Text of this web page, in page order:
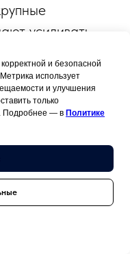
усиливать
для работы с
(например,
«японские»
этих стран).
действуют
и банки;
и безопасной
использует
и улучшения
только
Подробнее — в Политике